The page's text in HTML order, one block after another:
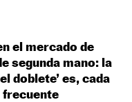
el mercado de
segunda mano: la
doblete’ es, cada
frecuente